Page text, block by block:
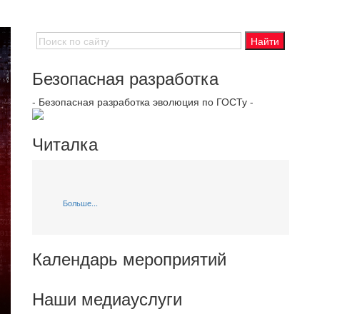
Безопасная разработка
- Безопасная разработка эволюция по ГОСТу -
Читалка
Больше...
Календарь мероприятий
Наши медиауслуги